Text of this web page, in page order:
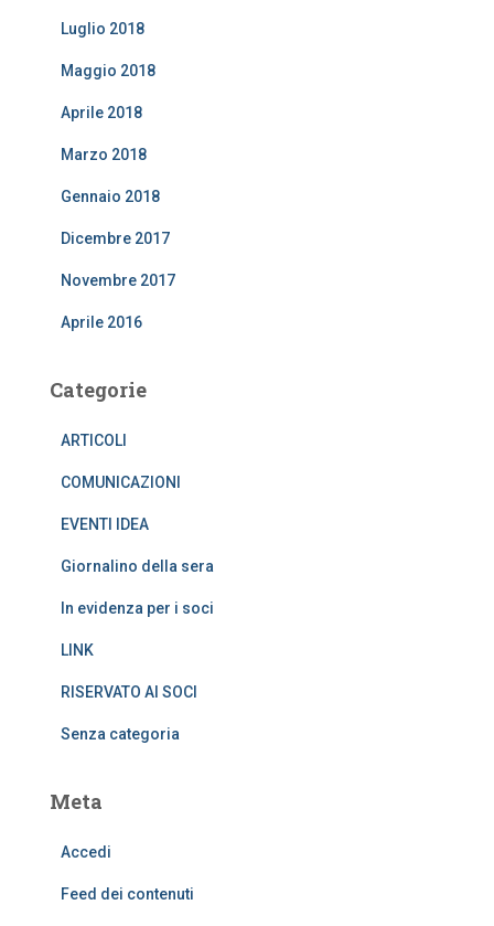
Luglio 2018
Maggio 2018
Aprile 2018
Marzo 2018
Gennaio 2018
Dicembre 2017
Novembre 2017
Aprile 2016
Categorie
ARTICOLI
COMUNICAZIONI
EVENTI IDEA
Giornalino della sera
In evidenza per i soci
LINK
RISERVATO AI SOCI
Senza categoria
Meta
Accedi
Feed dei contenuti